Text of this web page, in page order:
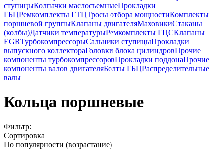
ступицыКолпачки маслосъемныеПрокладки
ГБЦРемкомплекты ГТЦТросы отбора мощностиКомплекты
поршневой группыКлапаны двигателяМаховикиСтаканы
(колбы)Датчики температурыРемкомплекты ГЦСКлапаны
EGRТурбокомпрессорыСальники ступицыПрокладки
выпускного коллектораГоловки блока цилиндровПрочие
компоненты турбокомпрессоровПрокладки поддонаПрочие
компоненты валов двигателяБолты ГБЦРаспределительные
валы
Кольца поршневые
Фильтр:
Сортировка
По популярности (возрастание)